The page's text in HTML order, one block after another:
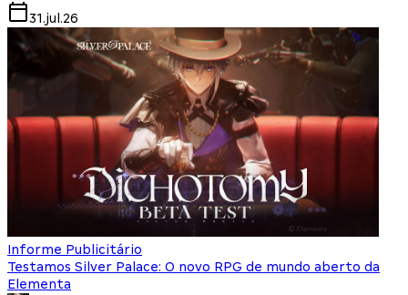
31.jul.26
Informe Publicitário
Testamos Silver Palace: O novo RPG de mundo aberto da
Elementa